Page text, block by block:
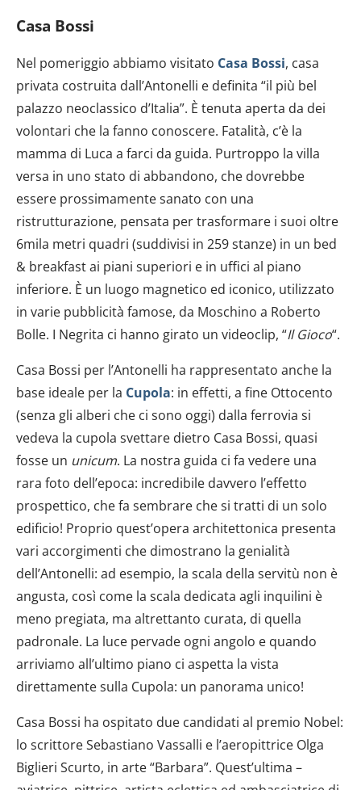
Casa Bossi
Nel pomeriggio abbiamo visitato Casa Bossi, casa
privata costruita dall’Antonelli e definita “il più bel
palazzo neoclassico d’Italia”. È tenuta aperta da dei
volontari che la fanno conoscere. Fatalità, c’è la
mamma di Luca a farci da guida. Purtroppo la villa
versa in uno stato di abbandono, che dovrebbe
essere prossimamente sanato con una
ristrutturazione, pensata per trasformare i suoi oltre
6mila metri quadri (suddivisi in 259 stanze) in un bed
& breakfast ai piani superiori e in uffici al piano
inferiore. È un luogo magnetico ed iconico, utilizzato
in varie pubblicità famose, da Moschino a Roberto
Bolle. I Negrita ci hanno girato un videoclip, “Il Gioco“.
Casa Bossi per l’Antonelli ha rappresentato anche la
base ideale per la Cupola: in effetti, a fine Ottocento
(senza gli alberi che ci sono oggi) dalla ferrovia si
vedeva la cupola svettare dietro Casa Bossi, quasi
fosse un unicum. La nostra guida ci fa vedere una
rara foto dell’epoca: incredibile davvero l’effetto
prospettico, che fa sembrare che si tratti di un solo
edificio! Proprio quest’opera architettonica presenta
vari accorgimenti che dimostrano la genialità
dell’Antonelli: ad esempio, la scala della servitù non è
angusta, così come la scala dedicata agli inquilini è
meno pregiata, ma altrettanto curata, di quella
padronale. La luce pervade ogni angolo e quando
arriviamo all’ultimo piano ci aspetta la vista
direttamente sulla Cupola: un panorama unico!
Casa Bossi ha ospitato due candidati al premio Nobel:
lo scrittore Sebastiano Vassalli e l’aeropittrice Olga
Biglieri Scurto, in arte “Barbara”. Quest’ultima –